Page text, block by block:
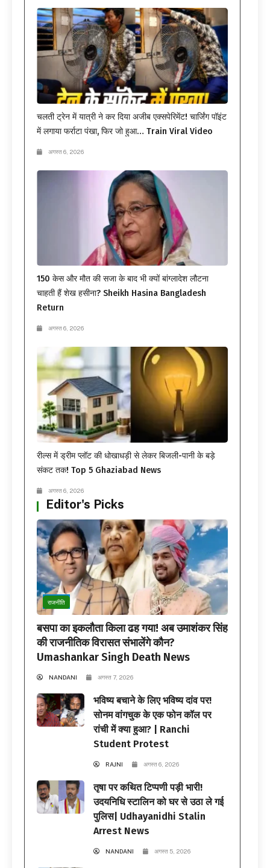
चलती ट्रेन में यात्री ने कर दिया अजीब एक्सपेरिमेंट! चार्जिंग पॉइंट
में लगाया फर्राटा पंखा, फिर जो हुआ… Train Viral Video
अगस्त 6, 2026
150 केस और मौत की सजा के बाद भी क्यों बांग्लादेश लौटना
चाहती हैं शेख हसीना? Sheikh Hasina Bangladesh
Return
अगस्त 6, 2026
रील्स में ड्रीम प्लॉट की धोखाधड़ी से लेकर बिजली-पानी के बड़े
संकट तक! Top 5 Ghaziabad News
अगस्त 6, 2026
Editor's Picks
राजनीति
बसपा का इकलौता किला ढह गया! अब उमाशंकर सिंह
की राजनीतिक विरासत संभालेंगे कौन?
Umashankar Singh Death News
NANDANI अगस्त 7, 2026
भविष्य बचाने के लिए भविष्य दांव पर!
सोनम वांगचुक के एक फोन कॉल पर
रांची में क्या हुआ? | Ranchi
Student Protest
RAJNI अगस्त 6, 2026
तृषा पर कथित टिप्पणी पड़ी भारी!
उदयनिधि स्टालिन को घर से उठा ले गई
पुलिस| Udhayanidhi Stalin
Arrest News
NANDANI अगस्त 5, 2026